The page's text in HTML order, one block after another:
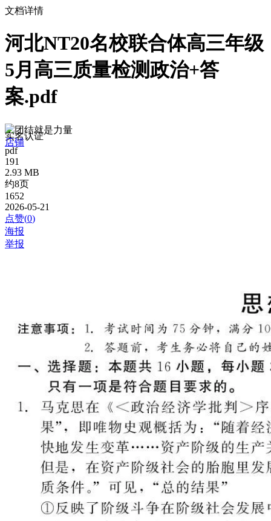
文档详情
河北NT20名校联合体高三年级
5月高三质量检测政治+答
案.pdf
团结就是力量
实名认证
店铺
pdf
191
2.93 MB
约8页
1652
2026-05-21
点赞(0)
海报
举报